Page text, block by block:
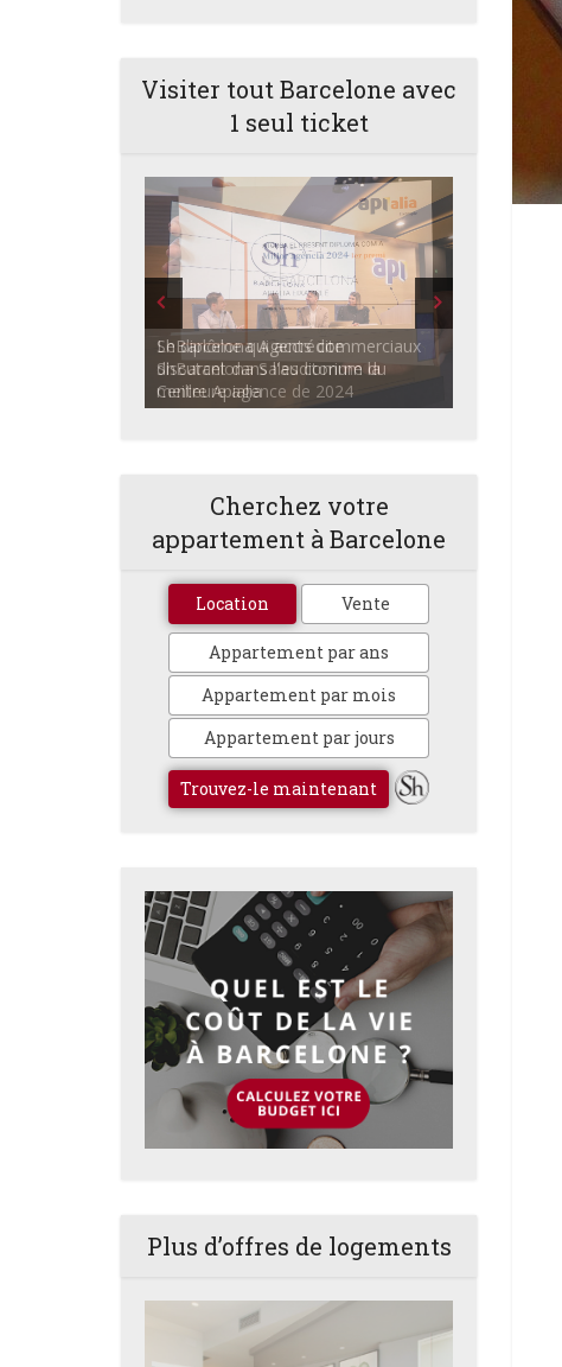
Visiter tout Barcelone avec
1 seul ticket
ShBarcelona Agents commerciaux
discutant dans l'auditorium du
Centre Apialia
Cherchez votre
appartement à Barcelone
Location Vente
Appartement par ans
Appartement par mois
Appartement par jours
Trouvez-le maintenant
Plus d’offres de logements